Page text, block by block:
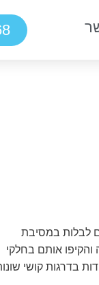
לבלות במסיבת
והקיפו אותם בחלקי